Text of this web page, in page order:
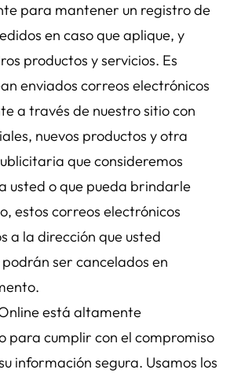
para mantener un registro de
en caso que aplique, y
productos y servicios. Es
enviados correos electrónicos
a través de nuestro sitio con
nuevos productos y otra
que consideremos
usted o que pueda brindarle
estos correos electrónicos
a la dirección que usted
ser cancelados en
está altamente
para cumplir con el compromiso
información segura. Usamos los